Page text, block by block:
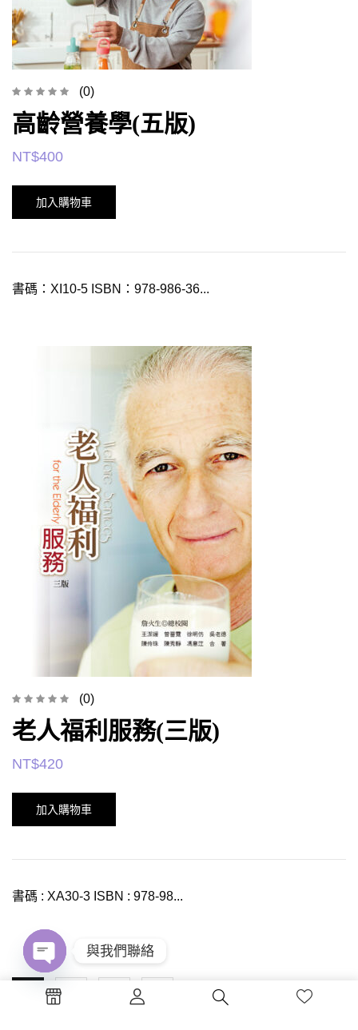
(0)
高齡營養學(五版)
NT$400
加入購物車
書碼：XI10-5 ISBN：978-986-36...
(0)
老人福利服務(三版)
NT$420
加入購物車
書碼 : XA30-3 ISBN : 978-98...
與我們聯絡
Open
chaty